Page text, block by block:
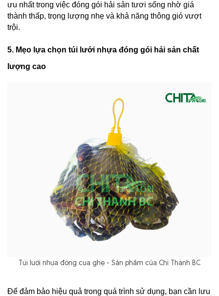
ưu nhất trong việc đóng gói hải sản tươi sống nhờ giá
thành thấp, trọng lượng nhẹ và khả năng thông gió vượt
trội.
5. Mẹo lựa chọn túi lưới nhựa đóng gói hải sản chất
lượng cao
Túi lưới nhựa đóng cua ghẹ - Sản phẩm của Chí Thành BC
Để đảm bảo hiệu quả trong quá trình sử dụng, bạn cần lưu